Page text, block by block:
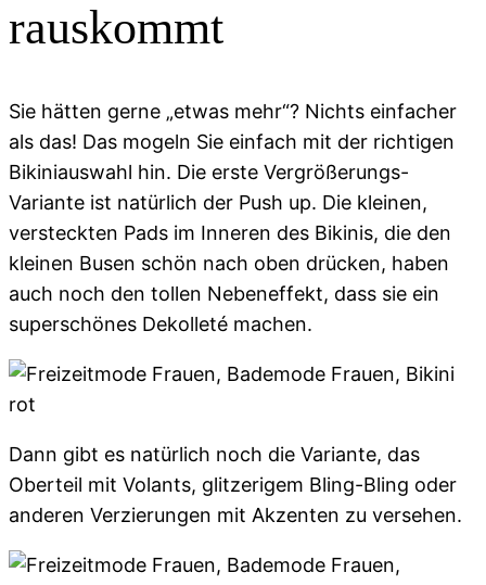
rauskommt
Sie hätten gerne „etwas mehr“? Nichts einfacher
als das! Das mogeln Sie einfach mit der richtigen
Bikiniauswahl hin. Die erste Vergrößerungs-
Variante ist natürlich der Push up. Die kleinen,
versteckten Pads im Inneren des Bikinis, die den
kleinen Busen schön nach oben drücken, haben
auch noch den tollen Nebeneffekt, dass sie ein
superschönes Dekolleté machen.
Dann gibt es natürlich noch die Variante, das
Oberteil mit Volants, glitzerigem Bling-Bling oder
anderen Verzierungen mit Akzenten zu versehen.